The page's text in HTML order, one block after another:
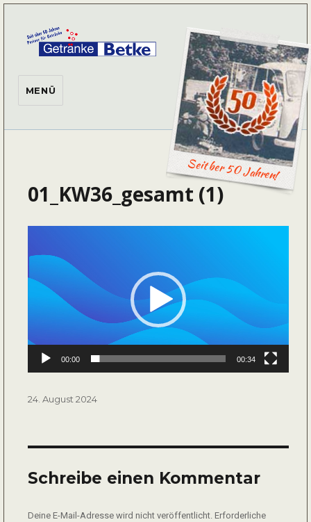
Seit ber 50 Jahren!
MENÜ
01_KW36_gesamt (1)
Player
00:00 00:34
Veröffentlicht
24. August 2024
Schreibe einen Kommentar
Deine E-Mail-Adresse wird nicht veröffentlicht.Erforderliche